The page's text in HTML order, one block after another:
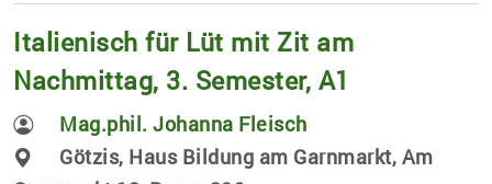
Italienisch für Lüt mit Zit am
Nachmittag, 3. Semester, A1
Mag.phil. Johanna Fleisch
Götzis, Haus Bildung am Garnmarkt, Am